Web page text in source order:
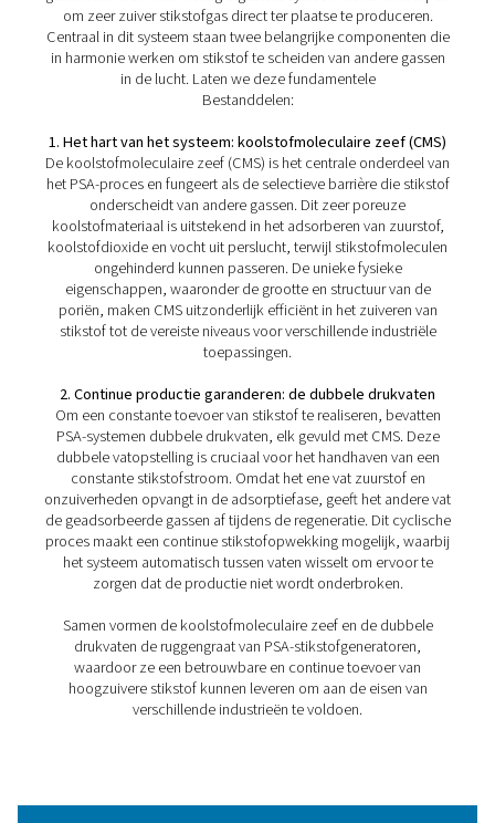
De voordelen van PSA-
stikstofgeneratoren
PSA (Pressure Swing Adsorption)
stikstofopwekkingstechnologie biedt verschillende
voordelen voor de stikstofproductie op locatie:
1. Hoge zuiverheid
wat essentieel is voor gevoelige toepassingen in
zoals farmaceutica, elektronica en voedselverpakking.
2. Aanpasbare zuiverheid
In tegenstelling tot andere methoden maakt PSA een
nauwkeurige controle van de stikstofzuiverheid
u alleen de energie en middelen gebruikt die nodig zijn
specifieke behoeften.
3. Betrouwbaar en onderhoudsarm
PSA-systemen zijn gebouwd met duurzame
bieden een betrouwbare werking met minimale
lagere onderhoudskosten.
Door stikstof te produceren met de vereiste zuiverheid